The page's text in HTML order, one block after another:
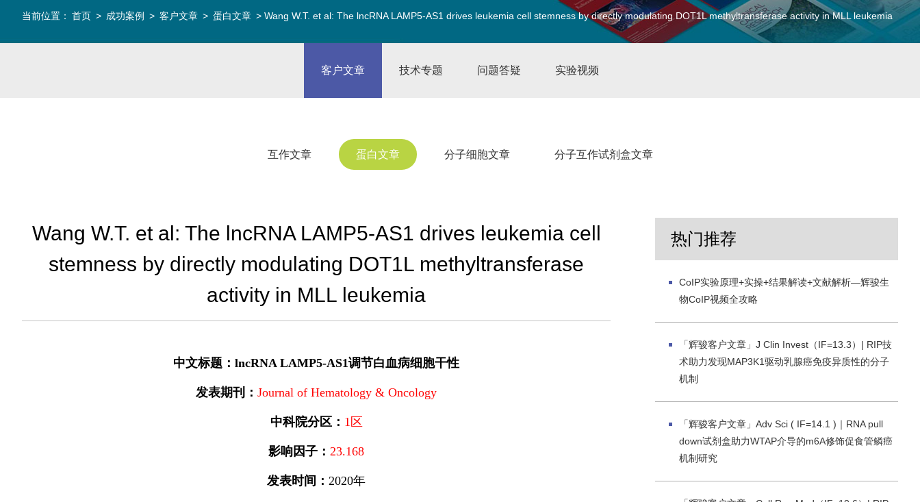
当前位置： 首页 > 成功案例 > 客户文章 > 蛋白文章 > Wang W.T. et al: The lncRNA LAMP5-AS1 drives leukemia cell stemness by directly modulating DOT1L methyltransferase activity in MLL leukemia
客户文章 技术专题 问题答疑 实验视频
互作文章 蛋白文章 分子细胞文章 分子互作试剂盒文章
Wang W.T. et al: The lncRNA LAMP5-AS1 drives leukemia cell
stemness by directly modulating DOT1L methyltransferase
activity in MLL leukemia
中文标题：lncRNA LAMP5-AS1调节白血病细胞干性
发表期刊： Journal of Hematology & Oncology
中科院分区： 1区
影响因子： 23.168
发表时间： 2020年
热门推荐
CoIP实验原理+实操+结果解读+文献解析—辉骏生
物CoIP视频全攻略
「辉骏客户文章」J Clin Invest（IF=13.3）| RIP技
术助力发现MAP3K1驱动乳腺癌免疫异质性的分子
机制
「辉骏客户文章」Adv Sci ( IF=14.1 )｜RNA pull
down试剂盒助力WTAP介导的m6A修饰促食管鳞癌
机制研究